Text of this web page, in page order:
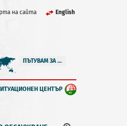
на сайта English
ПЪТУВАМ ЗА ...
ЦЕНТЪР